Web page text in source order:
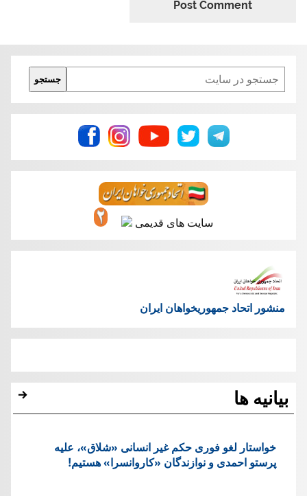
Search
جستجو
سایت های قدیمی
منشور اتحاد جمهوریخواهان ایران
بیانیه ها
خواستار لغو فوری حکم غیر انسانی «شلاق»، علیه
پرستو احمدی و نوازندگان «کاروانسرا» هستیم!